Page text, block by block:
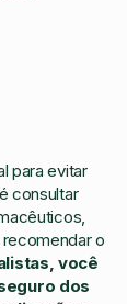
para evitar
consultar
o
você
dos